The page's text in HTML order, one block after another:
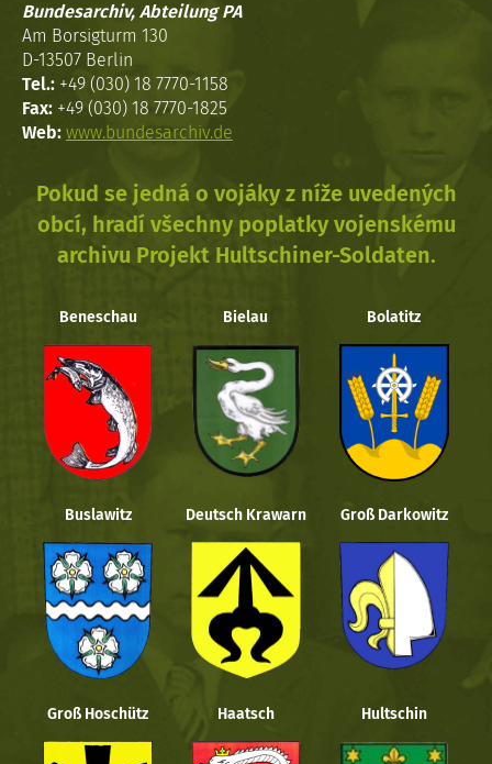
Bundesarchiv, Abteilung PA
Am Borsigturm 130
D-13507 Berlin
Tel.: +49 (030) 18 7770-1158
Fax: +49 (030) 18 7770-1825
Web: www.bundesarchiv.de
Pokud se jedná o vojáky z níže uvedených
obcí, hradí všechny poplatky vojenskému
archivu Projekt Hultschiner-Soldaten.
Beneschau Bielau Bolatitz
Buslawitz Deutsch Krawarn Groß Darkowitz
Groß Hoschütz Haatsch Hultschin